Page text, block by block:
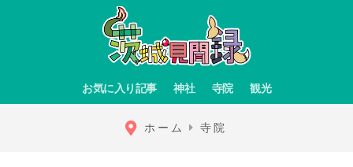
お気に入り記事 神社 寺院 観光
ホーム 寺院